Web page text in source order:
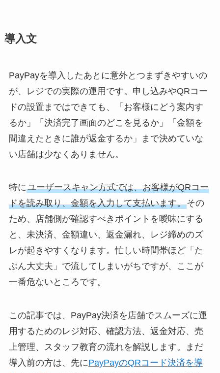
導入文
PayPayを導入したあとに意外とつまずきやすいの
が、レジでの実際の運用です。申し込みやQRコー
ドの設置まではできても、「お客様にどう案内す
るか」「決済完了画面のどこを見るか」「金額を
間違えたときに誰が返金するか」まで決めていな
い店舗は少なくありません。
特にユーザースキャン方式では、お客様がQRコー
ドを読み取り、金額を入力して支払います。その
ため、店舗側が確認すべきポイントを曖昧にする
と、未決済、金額違い、返金漏れ、レジ締めのズ
レが起きやすくなります。忙しい時間帯ほど「た
ぶん大丈夫」で流してしまいがちですが、ここが
一番危ないところです。
この記事では、PayPay決済を店舗でスムーズに運
用するためのレジ対応、確認方法、返金対応、売
上管理、スタッフ教育の流れを解説します。まだ
導入前の方は、先にPayPayのQRコード決済を導